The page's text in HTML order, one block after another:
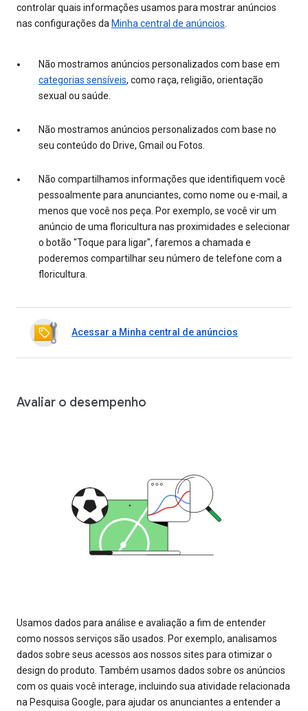
controlar quais informações usamos para mostrar anúncios
nas configurações da Minha central de anúncios
Não mostramos anúncios personalizados com base em
categorias sensíveis, como raça, religião, orientação
sexual ou saúde.
Não mostramos anúncios personalizados com base no
seu conteúdo do Drive, Gmail ou Fotos.
Não compartilhamos informações que identifiquem você
pessoalmente para anunciantes, como nome ou e-mail, a
menos que você nos peça. Por exemplo, se você vir um
anúncio de uma floricultura nas proximidades e selecionar
o botão "Toque para ligar", faremos a chamada e
poderemos compartilhar seu número de telefone com a
floricultura.
Acessar a Minha central de anúncios
Avaliar o desempenho
Usamos dados para análise e avaliação a fim de entender
como nossos serviços são usados. Por exemplo, analisamos
dados sobre seus acessos aos nossos sites para otimizar o
design do produto. Também usamos dados sobre os anúncios
com os quais você interage, incluindo sua atividade relacionada
na Pesquisa Google, para ajudar os anunciantes a entender a